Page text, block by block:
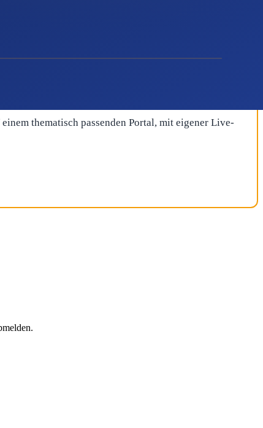
— und durch die Pakete ab 2 EUR ist der Einstieg
thematisch passenden Portal, mit eigener Live-